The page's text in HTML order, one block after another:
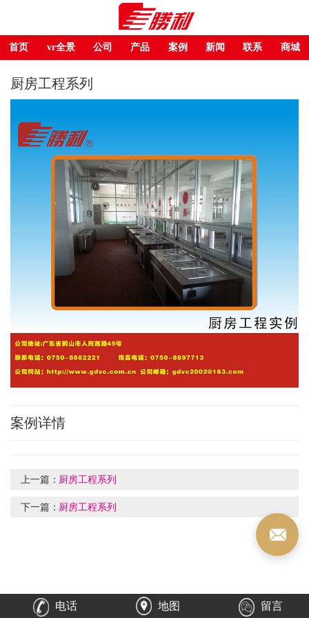
首页 vr全景 公司 产品 案例 新闻 联系 商城
厨房工程系列
案例详情
上一篇： 厨房工程系列
下一篇： 厨房工程系列
电话 地图 留言